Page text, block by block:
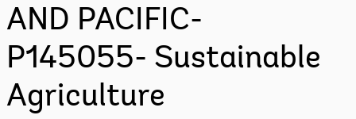
AND PACIFIC-
P145055- Sustainable
Agriculture